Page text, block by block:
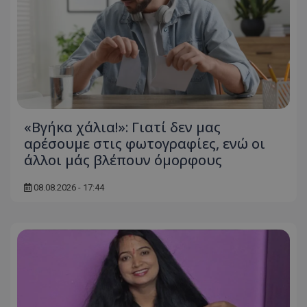
«Βγήκα χάλια!»: Γιατί δεν μας
αρέσουμε στις φωτογραφίες, ενώ οι
άλλοι μάς βλέπουν όμορφους
08.08.2026 - 17:44
ASP.NET_SessionId
Microsoft Corporation